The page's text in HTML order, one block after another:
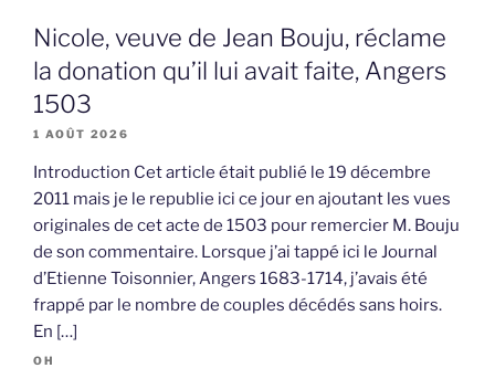
Nicole, veuve de Jean Bouju, réclame
la donation qu’il lui avait faite, Angers
1503
1 AOÛT 2026
Introduction Cet article était publié le 19 décembre
2011 mais je le republie ici ce jour en ajoutant les vues
originales de cet acte de 1503 pour remercier M. Bouju
de son commentaire. Lorsque j’ai tappé ici le Journal
d’Etienne Toisonnier, Angers 1683-1714, j’avais été
frappé par le nombre de couples décédés sans hoirs.
En […]
OH